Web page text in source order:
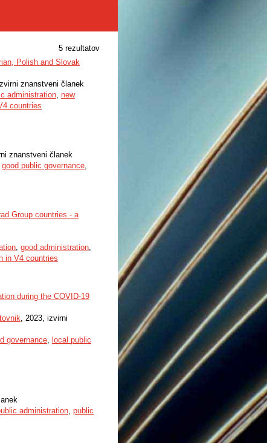
5 rezultatov
Polish and Slovak
znanstveni članek
administration, new
countries
znanstveni članek
good public governance,
Group countries - a
, good administration,
in V4 countries
during the COVID-19
, 2023, izvirni
governance, local public
administration, public